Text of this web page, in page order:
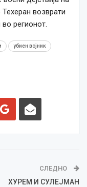
возврати
регионот.
убиен војник
СЛЕДНО
ХУРЕМ И СУЛЕЈМАН